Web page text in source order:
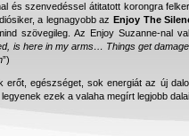
és szenvedéssel átitatott korongra
a legnagyobb az Enjoy The
szövegileg. Az Enjoy Suzanne-nal
is here in my arms… Things get
”)
erőt, egészséget, sok energiát az új
ezek a valaha megírt legjobb